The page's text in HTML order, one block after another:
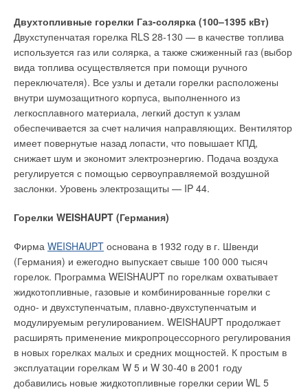
Двухтопливные горелки Газ-солярка (100–1395 кВт)
Двухступенчатая горелка RLS 28-130 — в качестве топлива
используется газ или солярка, а также сжиженный газ (выбор
вида топлива осуществляется при помощи ручного
переключателя). Все узлы и детали горелки расположены
внутри шумозащитного корпуса, выполненного из
легкосплавного материала, легкий доступ к узлам
обеспечивается за счет наличия направляющих. Вентилятор
имеет повернутые назад лопасти, что повышает КПД,
снижает шум и экономит электроэнергию. Подача воздуха
регулируется с помощью сервоуправляемой воздушной
заслонки. Уровень электрозащиты — IP 44.
Горелки WEISHAUPT (Германия)
Фирма WEISHAUPT основана в 1932 году в г. Швенди
(Германия) и ежегодно выпускает свыше 100 000 тысяч
горелок. Программа WEISHAUPT по горелкам охватывает
жидкотопливные, газовые и комбинированные горелки с
одно- и двухступенчатым, плавно-двухступенчатым и
модулируемым регулированием. WEISHAUPT продолжает
расширять применение микропроцессорного регулирования
в новых горелках малых и средних мощностей. К простым в
эксплуатации горелкам W 5 и W 30-40 в 2001 году
добавились новые жидкотопливные горелки серии WL 5